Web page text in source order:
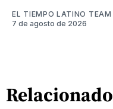
EL TIEMPO LATINO TEAM
7 de agosto de 2026
Relacionado